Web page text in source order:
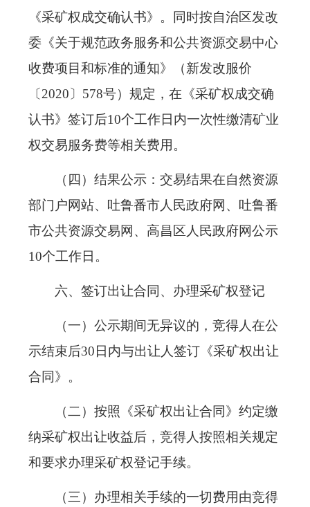
《采矿权成交确认书》。同时按自治区发改
委《关于规范政务服务和公共资源交易中心
收费项目和标准的通知》（新发改服价
〔2020〕578号）规定，在《采矿权成交确
认书》签订后10个工作日内一次性缴清矿业
权交易服务费等相关费用。
（四）结果公示：交易结果在自然资源
部门户网站、吐鲁番市人民政府网、吐鲁番
市公共资源交易网、高昌区人民政府网公示
10个工作日。
六、签订出让合同、办理采矿权登记
（一）公示期间无异议的，竞得人在公
示结束后30日内与出让人签订《采矿权出让
合同》。
（二）按照《采矿权出让合同》约定缴
纳采矿权出让收益后，竞得人按照相关规定
和要求办理采矿权登记手续。
（三）办理相关手续的一切费用由竞得